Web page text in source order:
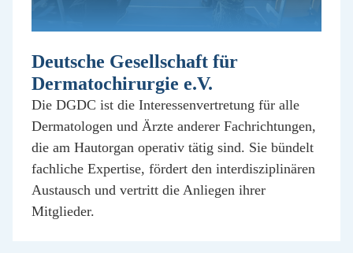
Deutsche Gesellschaft für
Dermatochirurgie e.V.
Die DGDC ist die Interessenvertretung für alle
Dermatologen und Ärzte anderer Fachrichtungen,
die am Hautorgan operativ tätig sind. Sie bündelt
fachliche Expertise, fördert den interdisziplinären
Austausch und vertritt die Anliegen ihrer
Mitglieder.